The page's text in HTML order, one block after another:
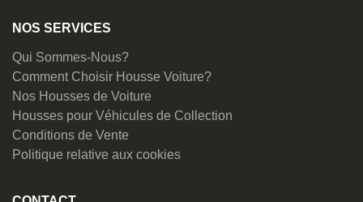
NOS SERVICES
Qui Sommes-Nous?
Comment Choisir Housse Voiture?
Nos Housses de Voiture
Housses pour Véhicules de Collection
Conditions de Vente
Politique relative aux cookies